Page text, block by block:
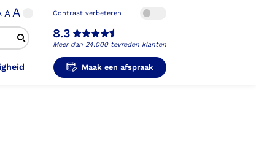
AA Contrast verbeteren
8.3
Meer dan 24.000 tevreden klanten
Maak een afspraak